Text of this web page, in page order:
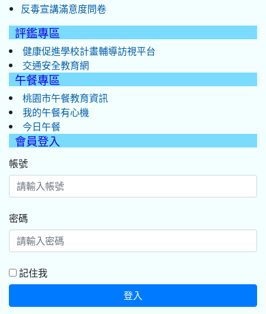
反毒宣講滿意度問卷
評鑑專區
健康促進學校計畫輔導訪視平台
交通安全教育網
午餐專區
桃園市午餐教育資訊
我的午餐有心機
今日午餐
會員登入
帳號
密碼
記住我
登入